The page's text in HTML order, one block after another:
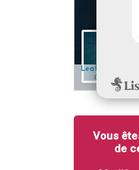
Leaflet
GeoEye,
Vous
de